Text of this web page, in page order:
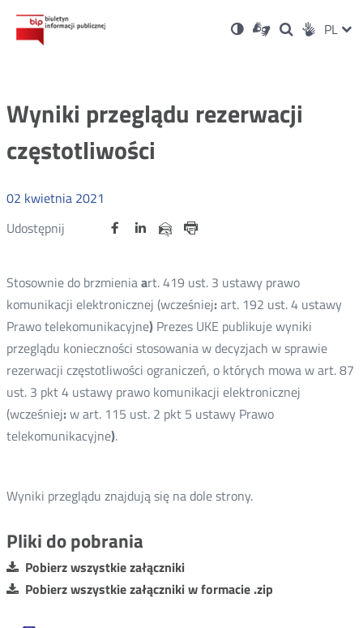
Ustawienia
Wersja
kontrastowa
Dla
niesłyszących
OtwórzOtwórz
w
Otwórz
w
Social PL
Wyniki przeglądu rezerwacji
częstotliwości
02 kwietnia 2021
Udostępnij
Udostępnij
Otwórz Udostępnij
na
OtwórzUdostępnij
na
OtwórzUdostępnij
przez
Stosownie do brzmieniaart. 419 ust. 3 ustawy prawo
komunikacji elektronicznej (wcześniej:art. 192 ust. 4 ustawy
Prawo telekomunikacyjne)Prezes UKE publikuje wyniki
przeglądu konieczności stosowania w decyzjach w sprawie
rezerwacji częstotliwości ograniczeń, o których mowa w art. 87
ust. 3 pkt 4 ustawy prawo komunikacji elektronicznej
(wcześniej:w art. 115 ust. 2 pkt 5 ustawy Prawo
telekomunikacyjne).
Wyniki przeglądu znajdują się na dole strony.
Pliki do pobrania
Pobierz wszystkie załączniki
Pobierz wszystkie załączniki w formacie .zip